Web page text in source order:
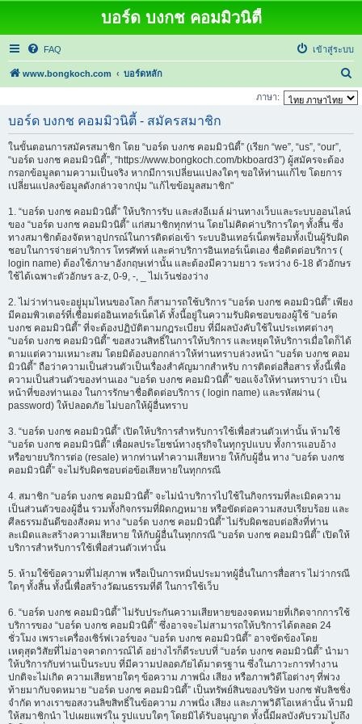
บอร์ด บงกช คอมมิวนิตี้
FAQ เข้าสู่ระบบ
www.bongkoch.com บอร์ดหลัก
น
ภาษา:
บอร์ด บงกช คอมมิวนิตี้ - สมัครสมาชิก
ในขั้นตอนการสมัครสมาชิก โดย “บอร์ด บงกช คอมมิวนิตี้” (เรียก “we”, “us”, “our”,
“บอร์ด บงกช คอมมิวนิตี้”, “https://www.bongkoch.com/bkboard3”) ผู้สมัครจะต้อง
กรอกข้อมูลตามความเป็นจริง หากมีการเปลี่ยนแปลงใดๆ ขอให้ท่านแก้ไข โดยการ
เปลี่ยนแปลงข้อมูลดังกล่าวจากปุ่ม "แก้ไขข้อมูลสมาชิก"
1. “บอร์ด บงกช คอมมิวนิตี้” ให้บริการรับ และส่งอีเมล์ ผ่านทางเว็บและระบบออนไลน์
ของ “บอร์ด บงกช คอมมิวนิตี้” แก่สมาชิกทุกท่าน โดยไม่คิดค่าบริการใดๆ ทั้งสิ้น ซึ่ง
ทางสมาชิกต้องจัดหาอุปกรณ์ในการติดต่อเข้า ระบบอินเทอร์เน็ตพร้อมทั้งเป็นผู้รับผิด
ชอบในการจ่ายค่าบริการ โทรศัพท์ และค่าบริการอินเทอร์เน็ตเอง ชื่อติดต่อบริการ (
login name) ต้องใช้ภาษาอังกฤษเท่านั้น และต้องมีความยาว ระหว่าง 6-18 ตัวอักษร
ใช้ได้เฉพาะตัวอักษร a-z, 0-9, -, _ ไม่เว้นช่องว่าง
2. ไม่ว่าท่านจะอยู่มุมไหนของโลก ก็สามารถใช้บริการ “บอร์ด บงกช คอมมิวนิตี้” เพียง
มีคอมพิวเตอร์ที่เชื่อมต่ออินเทอร์เน็ตได้ ทั้งนี้อยู่ในความรับผิดชอบของผู้ใช้ “บอร์ด
บงกช คอมมิวนิตี้” ที่จะต้องปฏิบัติตามกฎระเบียบ ที่มีผลบังคับใช้ในประเทศต่างๆ
“บอร์ด บงกช คอมมิวนิตี้” ขอสงวนสิทธิ์ในการให้บริการ และหยุดให้บริการเมื่อใดก็ได้
ตามแต่ความเหมาะสม โดยมิต้องบอกกล่าวให้ท่านทราบล่วงหน้า “บอร์ด บงกช คอม
มิวนิตี้” ถือว่าความเป็นส่วนตัวเป็นเรื่องสำคัญมากสำหรับ การติดต่อสื่อสาร ทั้งนี้เพื่อ
ความเป็นส่วนตัวของท่านเอง “บอร์ด บงกช คอมมิวนิตี้” ขอแจ้งให้ท่านทราบว่า เป็น
หน้าที่ของท่านเอง ในการรักษาชื่อติดต่อบริการ ( login name) และรหัสผ่าน (
password) ให้ปลอดภัย ไม่บอกให้ผู้อื่นทราบ
3. “บอร์ด บงกช คอมมิวนิตี้” เปิดให้บริการสำหรับการใช้เพื่อส่วนตัวเท่านั้น ห้ามใช้
“บอร์ด บงกช คอมมิวนิตี้” เพื่อผลประโยชน์ทางธุรกิจในทุกรูปแบบ ทั้งการแอบอ้าง
หรือขายบริการต่อ (resale) หากท่านทำความเสียหาย ให้กับผู้อื่น ทาง “บอร์ด บงกช
คอมมิวนิตี้” จะไม่รับผิดชอบต่อข้อเสียหายในทุกกรณี
4. สมาชิก “บอร์ด บงกช คอมมิวนิตี้” จะไม่นำบริการไปใช้ในกิจกรรมที่ละเมิดความ
เป็นส่วนตัวของผู้อื่น รวมทั้งกิจกรรมที่ผิดกฎหมาย หรือขัดต่อความสงบเรียบร้อย และ
ศีลธรรมอันดีของสังคม ทาง “บอร์ด บงกช คอมมิวนิตี้” ไม่รับผิดชอบต่อสิ่งที่ท่าน
ละเมิดและสร้างความเสียหาย ให้กับผู้อื่นในทุกกรณี “บอร์ด บงกช คอมมิวนิตี้” เปิดให้
บริการสำหรับการใช้เพื่อส่วนตัวเท่านั้น
5. ห้ามใช้ข้อความที่ไม่สุภาพ หรือเป็นการหมิ่นประมาทผู้อื่นในการสื่อสาร ไม่ว่ากรณี
ใดๆ ทั้งสิ้น ทั้งนี้เพื่อสร้างวัฒนธรรมที่ดี ในการใช้เว็บ
6. “บอร์ด บงกช คอมมิวนิตี้” ไม่รับประกันความเสียหายของจดหมายที่เกิดจากการใช้
บริการของ “บอร์ด บงกช คอมมิวนิตี้” ซึ่งอาจจะไม่สามารถให้บริการได้ตลอด 24
ชั่วโมง เพราะเครื่องเซิร์ฟเวอร์ของ “บอร์ด บงกช คอมมิวนิตี้” อาจขัดข้องโดย
เหตุสุดวิสัยที่ไม่อาจคาดการณ์ได้ อย่างไรก็ดีระบบที่ “บอร์ด บงกช คอมมิวนิตี้” นำมา
ให้บริการกับท่านเป็นระบบ ที่มีความปลอดภัยได้มาตรฐาน ซึ่งในภาวะการทำงาน
ปกติจะไม่เกิด ความเสียหายใดๆ ข้อความ ภาพนิ่ง เสียง หรือภาพวิดีโอต่างๆ ที่พ่วง
ท้ายมากับจดหมาย “บอร์ด บงกช คอมมิวนิตี้” เป็นทรัพย์สินของบริษัท บงกช พับลิชชิ่ง
จำกัด ทางเราขอสงวนลิขสิทธิ์ในข้อความ ภาพนิ่ง เสียง และภาพวิดีโอเหล่านั้น ห้ามมิ
ให้สมาชิกนำ ไปเผยแพร่ใน รูปแบบใดๆ โดยมิได้รับอนุญาต ทั้งนี้มีผลบังคับรวมไปถึง